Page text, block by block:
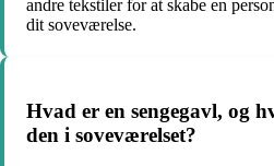
andre tekstiler for at skabe en
dit soveværelse.
Hvad er en sengegavl, og
den i soveværelset?